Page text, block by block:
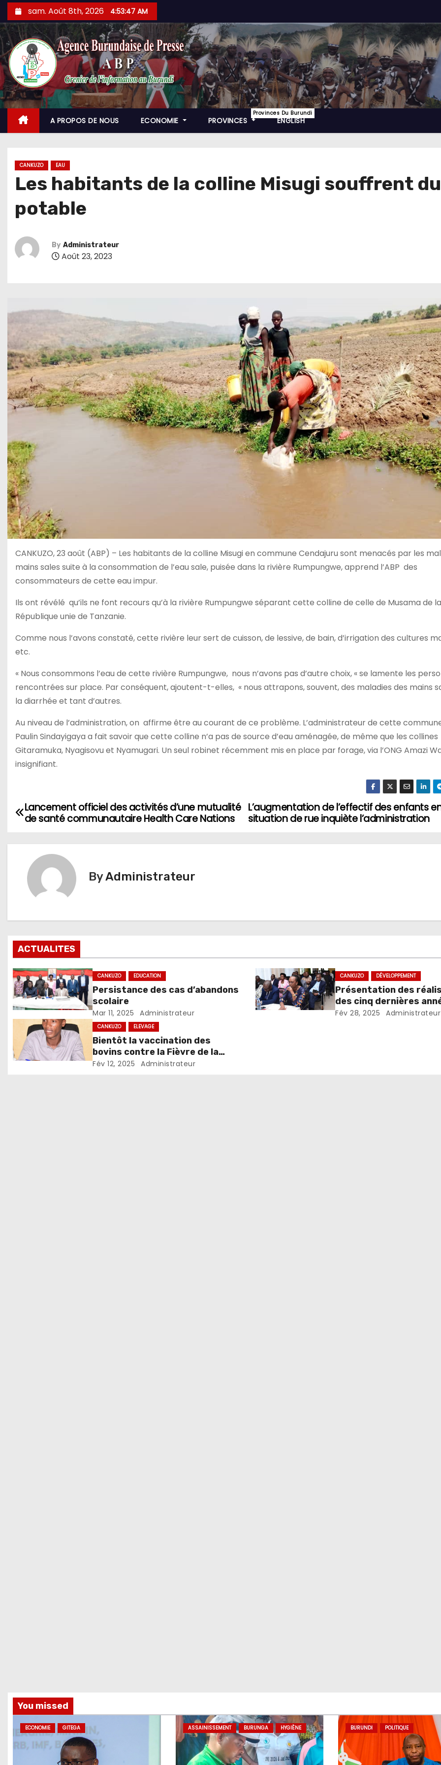
Skip
to
content
sam. Août 8th, 2026 4:53:48 AM
A PROPOS DE NOUS ECONOMIE PROVINCES
Provinces Du Burundi
ENGLISH
CANKUZO EAU
Les habitants de la colline Misugi souffrent du
potable
By Administrateur
Août 23, 2023
CANKUZO, 23 août (ABP) – Les habitants de la colline Misugi en commune Cendajuru sont menacés par les
mains sales suite à la consommation de l’eau sale, puisée dans la rivière Rumpungwe, apprend l’ABP des
consommateurs de cette eau impur.
Ils ont révélé qu’ils ne font recours qu’à la rivière Rumpungwe séparant cette colline de celle de Musama de la
République unie de Tanzanie.
Comme nous l’avons constaté, cette rivière leur sert de cuisson, de lessive, de bain, d’irrigation des cultures
etc.
« Nous consommons l’eau de cette rivière Rumpungwe, nous n’avons pas d’autre choix, « se lamente les
rencontrées sur place. Par conséquent, ajoutent-t-elles, « nous attrapons, souvent, des maladies des mains
la diarrhée et tant d’autres.
Au niveau de l’administration, on affirme être au courant de ce problème. L’administrateur de cette
Paulin Sindayigaya a fait savoir que cette colline n’a pas de source d’eau aménagée, de même que les
Gitaramuka, Nyagisovu et Nyamugari. Un seul robinet récemment mis en place par forage, via l’ONG Amazi
insignifiant.
Navigation
l’article
L’augmentation de l’effectif des enfants
situation de rue inquiète l’administration
Lancement officiel des activités d’une mutualité
de santé communautaire Health Care Nations
ByAdministrateur
ACTUALITES
CANKUZO EDUCATION
Persistance des cas d’abandons
scolaire
Mar 11, 2025 Administrateur
CANKUZO DÉVELOPPEMENT
Présentation des
des cinq dernières
échanges de vœux pour
Fév 28, 2025 Administrateur
CANKUZO ELEVAGE
Bientôt la vaccination des
bovins contre la Fièvre de la
vallée du Rift
Fév 12, 2025 Administrateur
You missed
ECONOMIE GITEGA ASSAINISSEMENT BURUNGA HYGIÈNE BURUNDI POLITIQUE